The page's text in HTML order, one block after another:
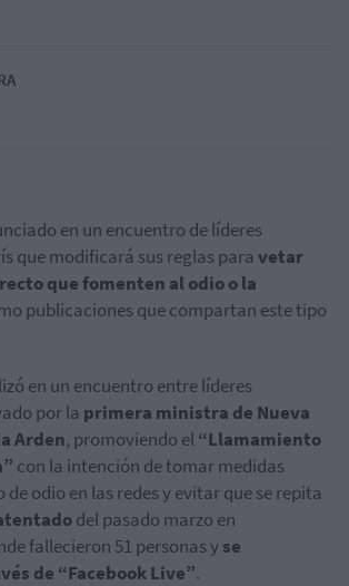
en un encuentro de líderes
que modificará sus reglas para vetar
que fomenten al odio o la
publicaciones que compartan este tipo
en un encuentro entre líderes
por la primera ministra de Nueva
Arden, promoviendo el“Llamamiento
con la intención de tomar medidas
odio en las redes y evitar que se repita
del pasado marzo en
fallecieron 51 personas yse
de “Facebook Live”.